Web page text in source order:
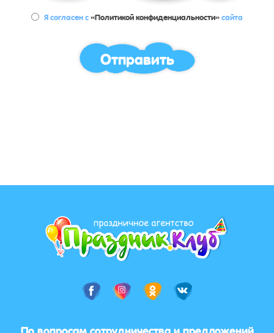
Я согласен с«Политикой конфиденциальности»сайта
Отправить